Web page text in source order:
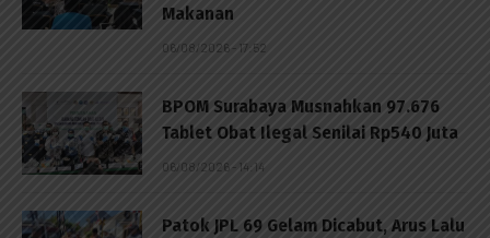
Makanan
06/08/2026 - 17:52
BPOM Surabaya Musnahkan 97.676
Tablet Obat Ilegal Senilai Rp540 Juta
06/08/2026 - 14:14
Patok JPL 69 Gelam Dicabut, Arus Lalu